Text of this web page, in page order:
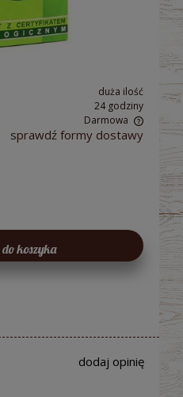
duża ilość
24 godziny
Darmowa
kosztów płatności
sprawdź formy dostawy
do koszyka
dodaj opinię